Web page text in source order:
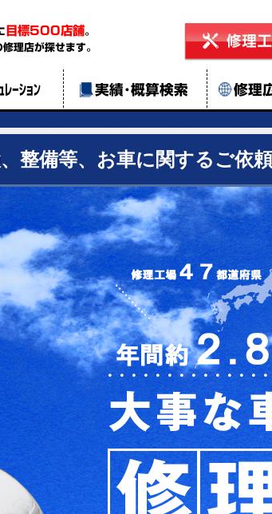
目標500店舗。
理店が探せます。
ﾚｰｼｮﾝ 実績･概算検索 修理
整備等、お車に関するご依